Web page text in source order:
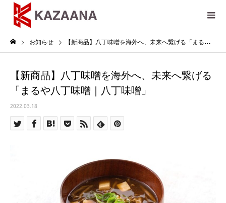
お知らせ 【新商品】八丁味噌を海外へ、未来へ繋げる「まるや八丁味噌｜八丁味噌」
【新商品】八丁味噌を海外へ、未来へ繋げる
「まるや八丁味噌｜八丁味噌」
2022.03.18